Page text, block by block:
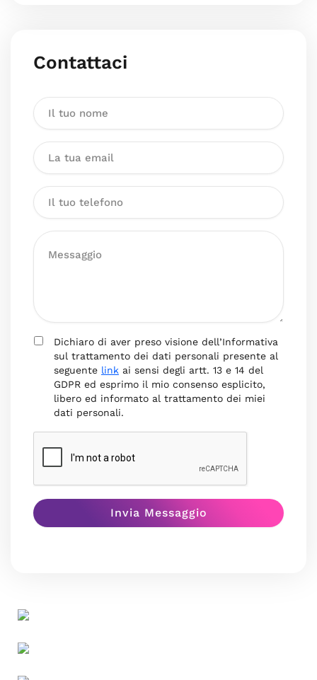
Contattaci
Dichiaro di aver preso visione dell’Informativa
sul trattamento dei dati personali presente al
seguente link ai sensi degli artt. 13 e 14 del
GDPR ed esprimo il mio consenso esplicito,
libero ed informato al trattamento dei miei
dati personali.